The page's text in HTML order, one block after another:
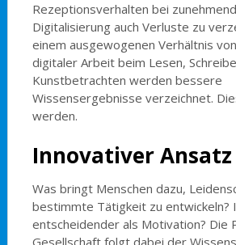
Rezeptionsverhalten bei
Digitalisierung auch Verluste zu
einem ausgewogenen Verhältnis
digitaler Arbeit beim Lesen,
Kunstbetrachten werden bessere
Wissensergebnisse verzeichnet.
werden.
Innovativer Ansatz
Was bringt Menschen dazu,
bestimmte Tätigkeit zu entwickeln?
entscheidender als Motivation? Die
Gesellschaft folgt dabei der